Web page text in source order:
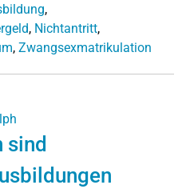
,
, Nichtantritt,
, Zwangsexmatrikulation
sind